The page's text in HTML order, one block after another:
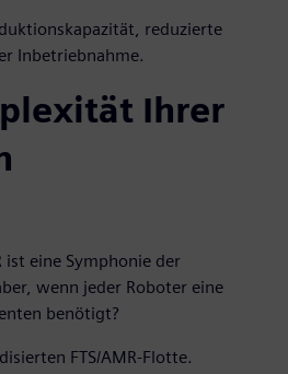
reduzierte
Inbetriebnahme.
Ihrer
ist eine Symphonie der
wenn jeder Roboter eine
benötigt?
FTS/AMR-Flotte.